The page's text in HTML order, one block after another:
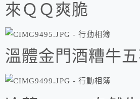
來ＱＱ爽脆
溫體金門酒糟牛